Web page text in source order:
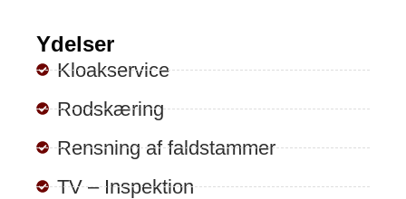
Ydelser
Kloakservice
Rodskæring
Rensning af faldstammer
TV – Inspektion